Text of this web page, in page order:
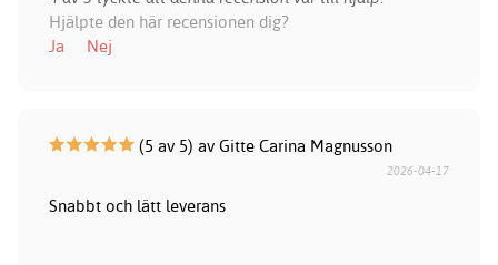
Hjälpte den här recensionen dig?
Ja
Nej
(5 av 5) av Gitte Carina Magnusson
2026-04-17
Snabbt och lätt leverans